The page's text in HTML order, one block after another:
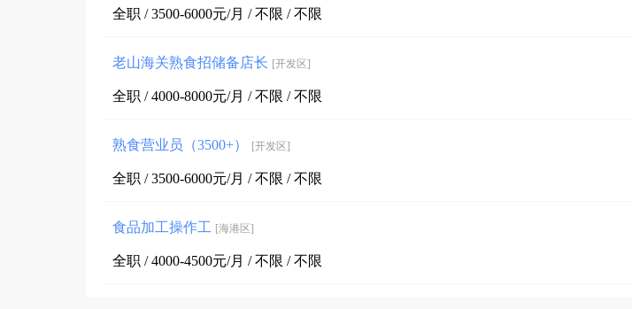
全职 / 3500-6000元/月 / 不限 / 不限
老山海关熟食招储备店长 [开发区]
全职 / 4000-8000元/月 / 不限 / 不限
熟食营业员（3500+） [开发区]
全职 / 3500-6000元/月 / 不限 / 不限
食品加工操作工 [海港区]
全职 / 4000-4500元/月 / 不限 / 不限